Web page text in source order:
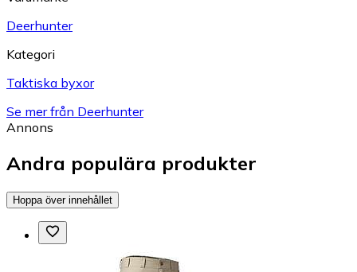
Deerhunter
Kategori
Taktiska byxor
Se mer från Deerhunter
Annons
Andra populära produkter
Hoppa över innehållet